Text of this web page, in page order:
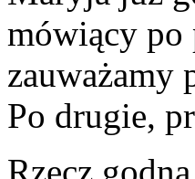
mówiący po
zauważamy
Po drugie,
Rzecz